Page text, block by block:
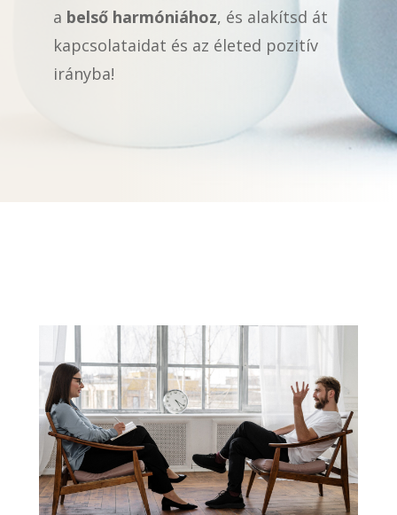
a belső harmóniához, és alakítsd át
kapcsolataidat és az életed pozitív
irányba!